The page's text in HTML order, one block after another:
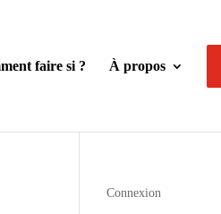
faire si ? À propos
Connexion